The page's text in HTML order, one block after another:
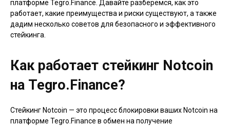
платформе Tegro.Finance. Давайте разберемся, как это
работает, какие преимущества и риски существуют, а также
дадим несколько советов для безопасного и эффективного
стейкинга.
Как работает стейкинг Notcoin
на Tegro.Finance?
Стейкинг Notcoin — это процесс блокировки ваших Notcoin на
платформе Tegro.Finance в обмен на получение